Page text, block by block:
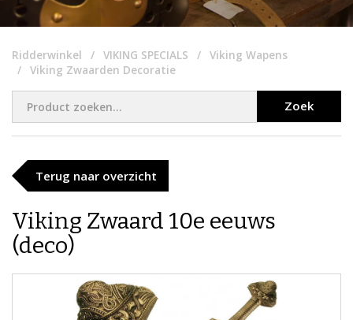
Ridderwinkel VIKING SPECIALS
Viking Wapens
Viking Zwaarden Decoratie
Zoek
Terug naar overzicht
Viking Zwaard 10e eeuws
(deco)